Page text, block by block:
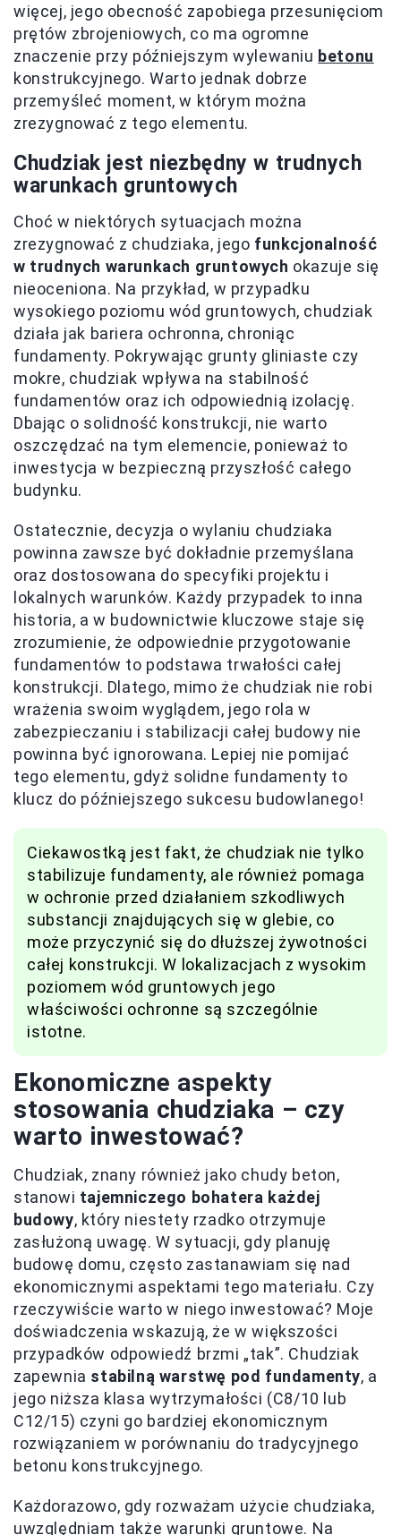
więcej, jego obecność zapobiega przesunięciom
prętów zbrojeniowych, co ma ogromne
znaczenie przy późniejszym wylewaniu betonu
konstrukcyjnego. Warto jednak dobrze
przemyśleć moment, w którym można
zrezygnować z tego elementu.
Chudziak jest niezbędny w trudnych
warunkach gruntowych
Choć w niektórych sytuacjach można
zrezygnować z chudziaka, jego funkcjonalność
w trudnych warunkach gruntowych okazuje się
nieoceniona. Na przykład, w przypadku
wysokiego poziomu wód gruntowych, chudziak
działa jak bariera ochronna, chroniąc
fundamenty. Pokrywając grunty gliniaste czy
mokre, chudziak wpływa na stabilność
fundamentów oraz ich odpowiednią izolację.
Dbając o solidność konstrukcji, nie warto
oszczędzać na tym elemencie, ponieważ to
inwestycja w bezpieczną przyszłość całego
budynku.
Ostatecznie, decyzja o wylaniu chudziaka
powinna zawsze być dokładnie przemyślana
oraz dostosowana do specyfiki projektu i
lokalnych warunków. Każdy przypadek to inna
historia, a w budownictwie kluczowe staje się
zrozumienie, że odpowiednie przygotowanie
fundamentów to podstawa trwałości całej
konstrukcji. Dlatego, mimo że chudziak nie robi
wrażenia swoim wyglądem, jego rola w
zabezpieczaniu i stabilizacji całej budowy nie
powinna być ignorowana. Lepiej nie pomijać
tego elementu, gdyż solidne fundamenty to
klucz do późniejszego sukcesu budowlanego!
Ciekawostką jest fakt, że chudziak nie tylko
stabilizuje fundamenty, ale również pomaga
w ochronie przed działaniem szkodliwych
substancji znajdujących się w glebie, co
może przyczynić się do dłuższej żywotności
całej konstrukcji. W lokalizacjach z wysokim
poziomem wód gruntowych jego
właściwości ochronne są szczególnie
istotne.
Ekonomiczne aspekty
stosowania chudziaka – czy
warto inwestować?
Chudziak, znany również jako chudy beton,
stanowi tajemniczego bohatera każdej
budowy, który niestety rzadko otrzymuje
zasłużoną uwagę. W sytuacji, gdy planuję
budowę domu, często zastanawiam się nad
ekonomicznymi aspektami tego materiału. Czy
rzeczywiście warto w niego inwestować? Moje
doświadczenia wskazują, że w większości
przypadków odpowiedź brzmi „tak”. Chudziak
zapewnia stabilną warstwę pod fundamenty, a
jego niższa klasa wytrzymałości (C8/10 lub
C12/15) czyni go bardziej ekonomicznym
rozwiązaniem w porównaniu do tradycyjnego
betonu konstrukcyjnego.
Każdorazowo, gdy rozważam użycie chudziaka,
uwzględniam także warunki gruntowe. Na